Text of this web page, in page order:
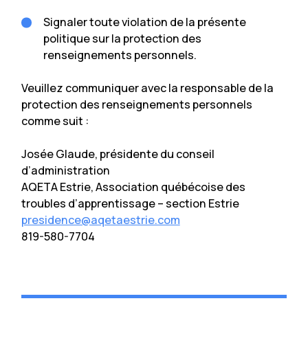
Signaler toute violation de la présente
politique sur la protection des
renseignements personnels.
Veuillez communiquer avec la responsable de la
protection des renseignements personnels
comme suit :
Josée Glaude, présidente du conseil
d’administration
AQETA Estrie, Association québécoise des
troubles d’apprentissage – section Estrie
presidence@aqetaestrie.com
819-580-7704